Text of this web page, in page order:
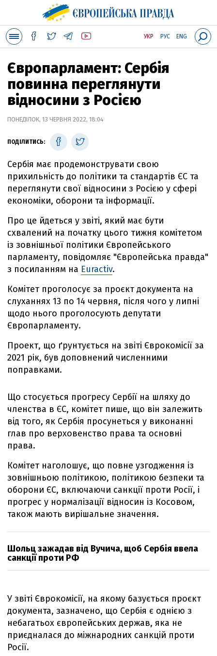
УКР РУС ENG
Європарламент: Сербія
повинна переглянути
відносини з Росією
ПОНЕДІЛОК, 13 ЧЕРВНЯ 2022, 18:04
ПОДІЛИТИСЬ:
Сербія має продемонструвати свою
прихильність до політики та стандартів ЄС та
переглянути свої відносини з Росією у сфері
економіки, оборони та інформації.
Про це йдеться у звіті, який має бути
схвалений на початку цього тижня комітетом
із зовнішньої політики Європейського
парламенту, повідомляє "Європейська правда"
з посиланням на Euractiv.
Комітет проголосує за проєкт документа на
слуханнях 13 по 14 червня, після чого у липні
щодо нього проголосують депутати
Європарламенту.
Проект, що ґрунтується на звіті Єврокомісії за
2021 рік, був доповнений численними
поправками.
Що стосується прогресу Сербії на шляху до
членства в ЄС, комітет пише, що він залежить
від того, як Сербія просунеться у виконанні
глав про верховенство права та основні
права.
Комітет наголошує, що повне узгодження із
зовнішньою політикою, політикою безпеки та
оборони ЄС, включаючи санкції проти Росії, і
прогрес у нормалізації відносин із Косовом,
також мають вирішальне значення.
Шольц зажадав від Вучича, щоб Сербія ввела
санкції проти РФ
У звіті Єврокомісії, на якому базується проєкт
документа, зазначено, що Сербія є однією з
небагатьох європейських держав, яка не
приєдналася до міжнародних санкцій проти
Росії.